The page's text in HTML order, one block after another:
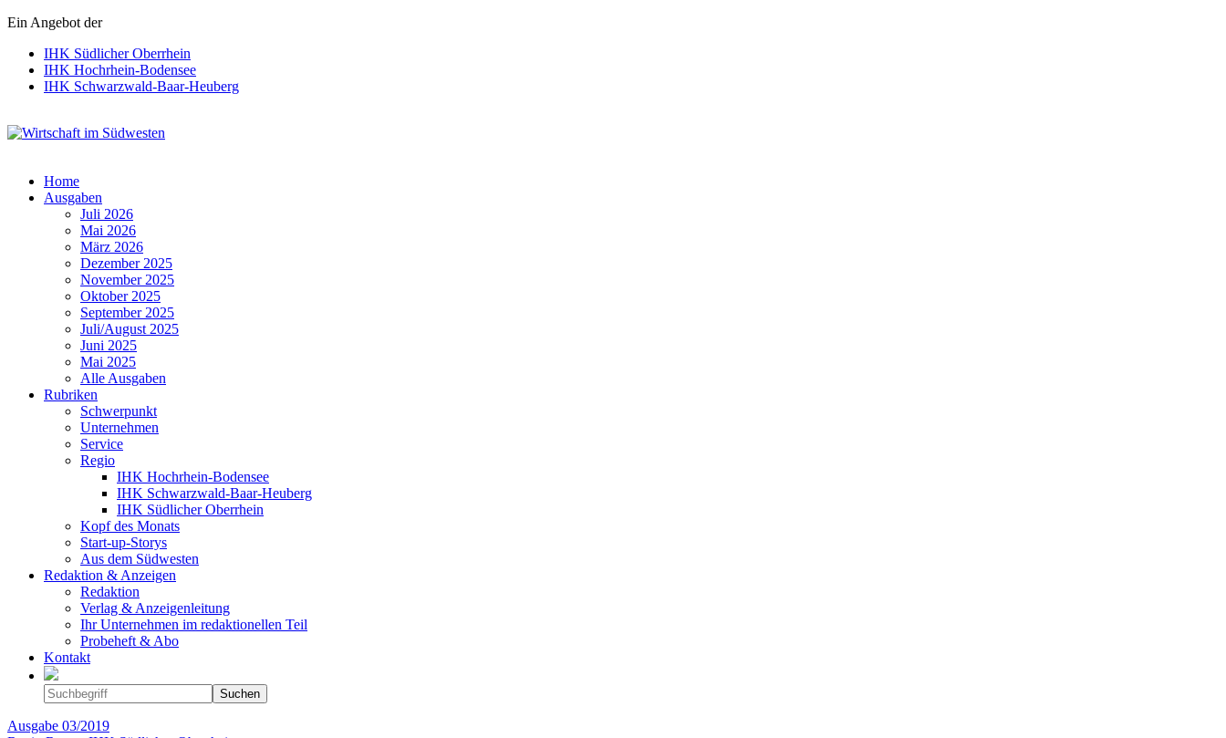
Ein Angebot der
IHK Südlicher Oberrhein
IHK Hochrhein-Bodensee
IHK Schwarzwald-Baar-Heuberg
Home
Ausgaben
Juli 2026
Mai 2026
März 2026
Dezember 2025
November 2025
Oktober 2025
September 2025
Juli/August 2025
Juni 2025
Mai 2025
Alle Ausgaben
Rubriken
Schwerpunkt
Unternehmen
Service
Regio
IHK Hochrhein-Bodensee
IHK Schwarzwald-Baar-Heuberg
IHK Südlicher Oberrhein
Kopf des Monats
Start-up-Storys
Aus dem Südwesten
Redaktion & Anzeigen
Redaktion
Verlag & Anzeigenleitung
Ihr Unternehmen im redaktionellen Teil
Probeheft & Abo
Kontakt
Ausgabe 03/2019